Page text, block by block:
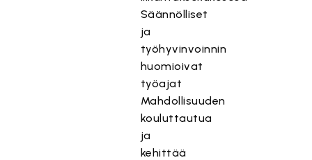
Säännölliset
ja
työhyvinvoinnin
huomioivat
työajat
Mahdollisuuden
kouluttautua
ja
kehittää